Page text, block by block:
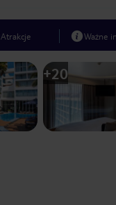
Atrakcje Ważne
+20